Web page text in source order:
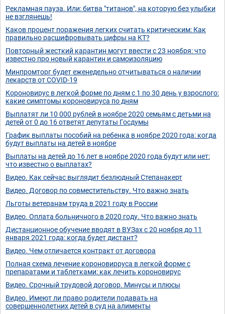
Рекламная пауза. Или: битва "титанов", на которую без улыбки
не взглянешь!
Каков процент поражения легких считать критическим: Как
правильно расшифровывать цифры на КТ?
Повторный жесткий карантин могут ввести с 23 ноября: что
известно про новый карантин и самоизоляцию
Минпромторг будет еженедельно отчитываться о наличии
лекарств от COVID-19
Короновирус в легкой форме по дням с 1 по 30 день у взрослого:
какие симптомы короновируса по дням
Выплатят ли 10 000 рублей в ноябре 2020 семьям с детьми на
детей от 0 до 16 ответят депутаты Госдумы
График выплаты пособий на ребенка в ноябре 2020 года: когда
будут выплаты на детей в ноябре
Выплаты на детей до 16 лет в ноябре 2020 года будут или нет:
что известно о выплатах?
Видео. Как сейчас выглядит безлюдный Степанакерт
Видео. Договор по совместительству. Что важно знать
Льготы ветеранам труда в 2021 году в России
Видео. Оплата больничного в 2020 году. Что важно знать
Дистанционное обучение вводят в ВУЗах с 20 ноября до 11
января 2021 года: когда будет дистант?
Видео. Чем отличается контракт от договора
Полная схема лечение короновирруса в легкой форме с
препаратами и таблетками: как лечить короновирус
Видео. Срочный трудовой договор. Минусы и плюсы
Видео. Имеют ли право родители подавать на
совершеннолетних детей в суд на алименты